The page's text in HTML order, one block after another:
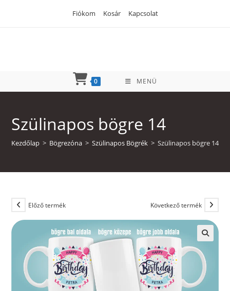
Fiókom Kosár Kapcsolat
0 MENÜ
Szülinapos bögre 14
Kezdőlap > Bögrezóna > Szülinapos Bögrék > Szülinapos bögre 14
Előző termék Következő termék